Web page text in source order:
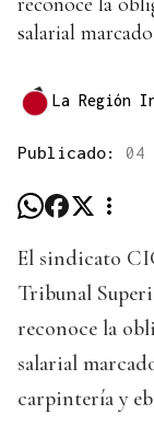
salarial
La Región
Publicado: 04
El sindicato
Tribunal
reconoce la
salarial
carpintería y